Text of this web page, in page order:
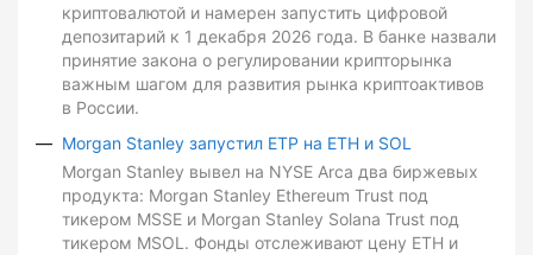
криптовалютой и намерен запустить цифровой
депозитарий к 1 декабря 2026 года. В банке назвали
принятие закона о регулировании крипторынка
важным шагом для развития рынка криптоактивов
в России.
Morgan Stanley запустил ETP на ETH и SOL
Morgan Stanley вывел на NYSE Arca два биржевых
продукта: Morgan Stanley Ethereum Trust под
тикером MSSE и Morgan Stanley Solana Trust под
тикером MSOL. Фонды отслеживают цену ETH и